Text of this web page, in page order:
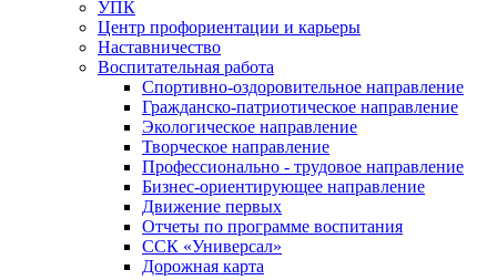
УПК
Центр профориентации и карьеры
Наставничество
Воспитательная работа
Спортивно-оздоровительное направление
Гражданско-патриотическое направление
Экологическое направление
Творческое направление
Профессионально - трудовое направление
Бизнес-ориентирующее направление
Движение первых
Отчеты по программе воспитания
ССК «Универсал»
Дорожная карта